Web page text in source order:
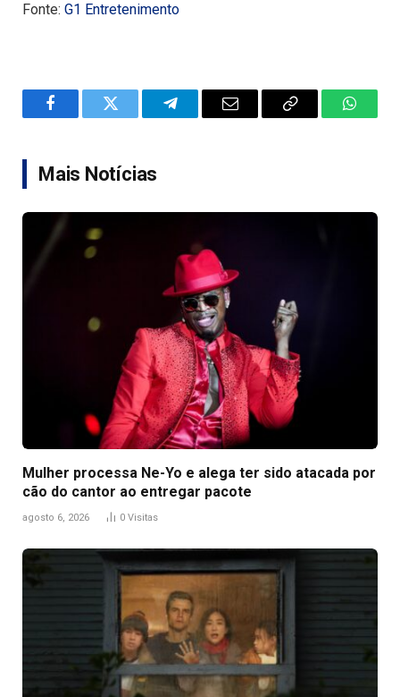
Fonte: G1 Entretenimento
FacebookTwitter TelegramEmail
Copy
Mais Notícias
Mulher processa Ne-Yo e alega ter sido atacada por
cão do cantor ao entregar pacote
agosto 6, 2026 0 Visitas